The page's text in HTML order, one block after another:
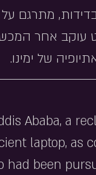
מתרגם על
עוקב אחר
של ימינו.
Ababa, a
laptop, as
had been